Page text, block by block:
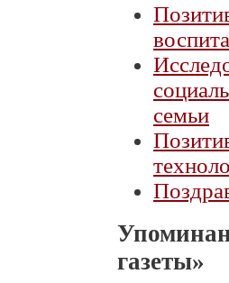
семьи
газеты»